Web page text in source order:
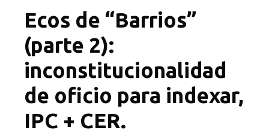
Ecos de “Barrios”
(parte 2):
inconstitucionalidad
de oficio para indexar,
IPC + CER.